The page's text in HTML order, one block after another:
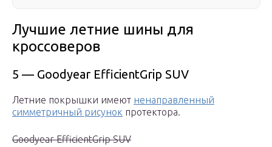
Лучшие летние шины для
кроссоверов
5 — Goodyear EfficientGrip SUV
Летние покрышки имеют ненаправленный
симметричный рисунок протектора.
Goodyear EfficientGrip SUV